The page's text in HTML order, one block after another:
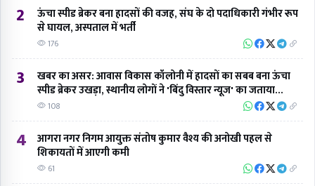
2
ऊंचा स्पीड ब्रेकर बना हादसों की वजह, संघ के दो पदाधिकारी गंभीर रूप
से घायल, अस्पताल में भर्ती
176
3
खबर का असर: आवास विकास कॉलोनी में हादसों का सबब बना ऊंचा
स्पीड ब्रेकर उखड़ा, स्थानीय लोगों ने 'बिंदु विस्तार न्यूज' का जताया
आभार
108
4
आगरा नगर निगम आयुक्त संतोष कुमार वैश्य की अनोखी पहल से
शिकायतों में आएगी कमी
61